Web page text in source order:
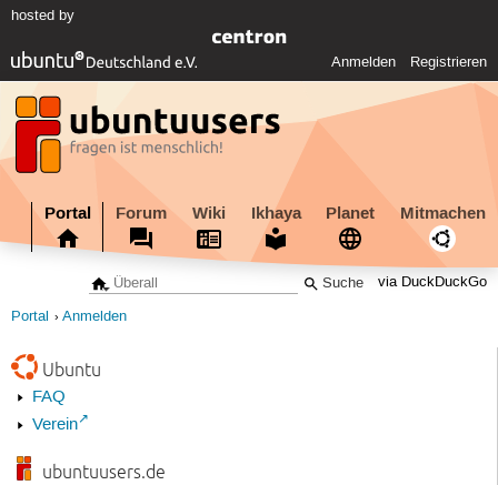
hosted by
Anmelden Registrieren
Portal Forum Wiki Ikhaya Planet Mitmachen
via DuckDuckGo
Portal Anmelden
Ubuntu
FAQ
Verein
ubuntuusers.de